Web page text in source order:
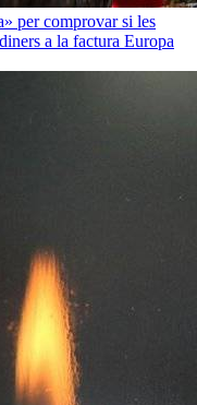
per comprovar si les
a la factura Europa